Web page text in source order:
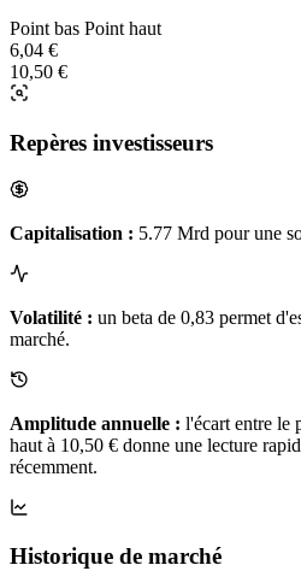
Point bas Point haut
6,04 €
10,50 €
Repères investisseurs
Capitalisation : 5.77 Mrd pour une
Volatilité : un beta de 0,83 permet
marché.
Amplitude annuelle : l'écart entre le
haut à 10,50 € donne une lecture
récemment.
Historique de marché